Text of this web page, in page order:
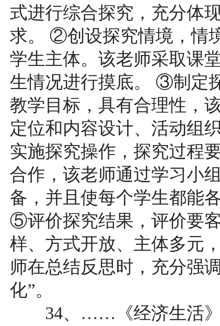
式进行综合探究，充分体
求。 ②创设探究情境，情
学生主体。该老师采取课
生情况进行摸底。 ③制定
教学目标，具有合理性，
定位和内容设计、活动组
实施探究操作，探究过程
合作，该老师通过学习小
备，并且使每个学生都能
⑤评价探究结果，评价要
样、方式开放、主体多元
师在总结反思时，充分强
化”。
34、……《经济生活》